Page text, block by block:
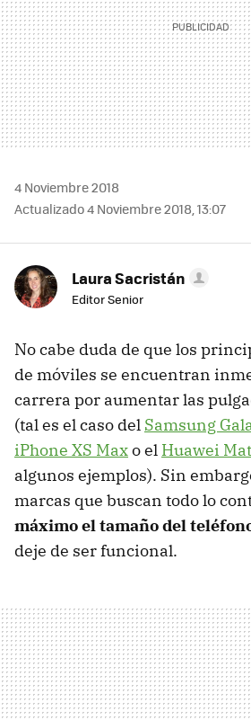
4 Noviembre 2018
Actualizado 4 Noviembre 2018, 13:07
Laura Sacristán
Editor Senior
No cabe duda de que los
de móviles se encuentran
carrera por aumentar las
(tal es el caso del Samsung
iPhone XS Maxo el Huawei
algunos ejemplos). Sin
marcas que buscan todo lo
máximo el tamaño del
deje de ser funcional.